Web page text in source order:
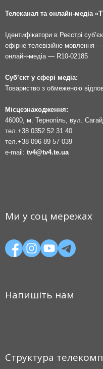
Телеканал та онлайн-медіа
Ідентифікатори в Реєстрі
ефірне телевізійне мовлення
онлайн-медіа — R10-02185
Суб’єкт у сфері медіа:
Товариство з обмеженою
Місцезнаходження:
46000, м. Тернопіль, вул.
тел. +38 0352 52 31 40
тел. +38 096 89 57 039
e-mail: tv4@tv4.te.ua
Ми у соц мережах
Напишіть нам
Структура